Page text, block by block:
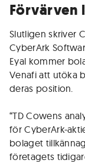
Förvärven
Slutligen skriver
CyberArk
Eyal kommer
Venafi att utöka
deras position.
“TD Cowens
för CyberArk-
bolaget
företagets